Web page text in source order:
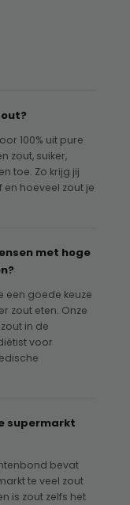
100% uit pure
zout, suiker,
toe. Zo krijg jij
hoeveel zout je
met hoge
een goede keuze
zout eten. Onze
in de
voor
supermarkt
bevat
te veel zout
is zout zelfs het